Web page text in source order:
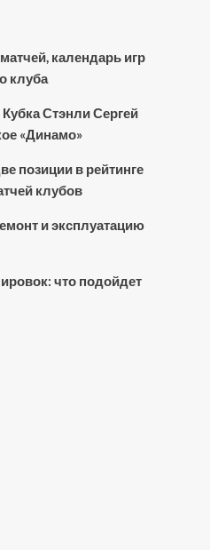
календарь игр
клуба
Стэнли Сергей
«Динамо»
позиции в рейтинге
клубов
и эксплуатацию
что подойдет